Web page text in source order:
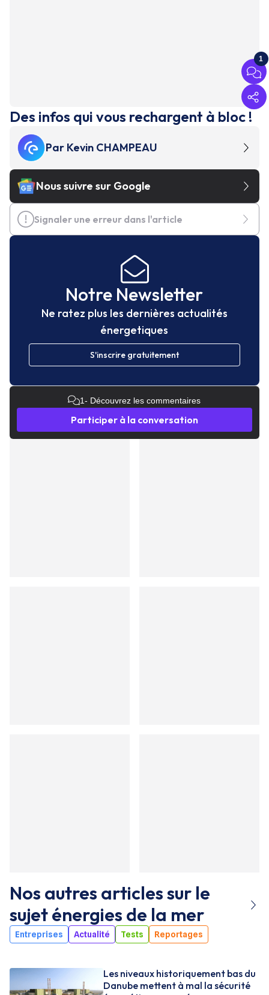
1
Des infos qui vous rechargent à bloc !
Par Kevin CHAMPEAU
Nous suivre sur Google
Signaler une erreur dans l'article
Notre Newsletter
Ne ratez plus les dernières actualités
énergetiques
S'inscrire gratuitement
1- Découvrez les commentaires
Participer à la conversation
Nos autres articles sur le
sujeténergies de la mer
Entreprises Actualité Tests Reportages
Les niveaux historiquement bas du
Danube mettent à mal la sécurité